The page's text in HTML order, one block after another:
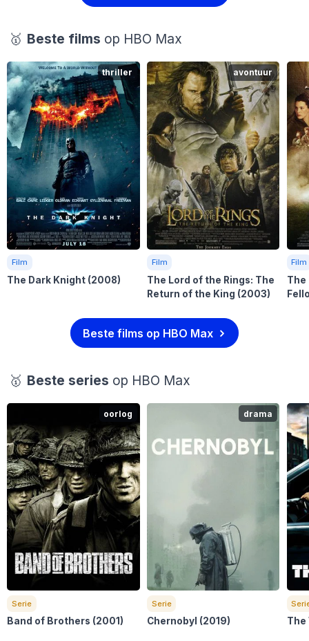
🥇 Beste films op HBO Max
thriller
Film
The Dark Knight (2008)
avontuur
Film
The Lord of the Rings: The
Return of the King (2003)
Film
The
Beste films op HBO Max
🥇 Beste series op HBO Max
oorlog
Serie
Band of Brothers (2001)
drama
Serie
Chernobyl (2019) The